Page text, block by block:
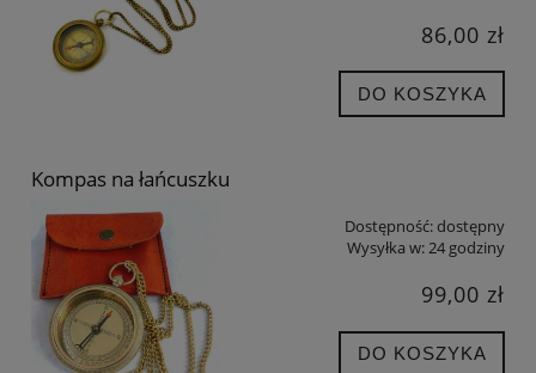
86,00 zł
DO KOSZYKA
Kompas na łańcuszku
Dostępność:dostępny
Wysyłka w: 24 godziny
99,00 zł
DO KOSZYKA